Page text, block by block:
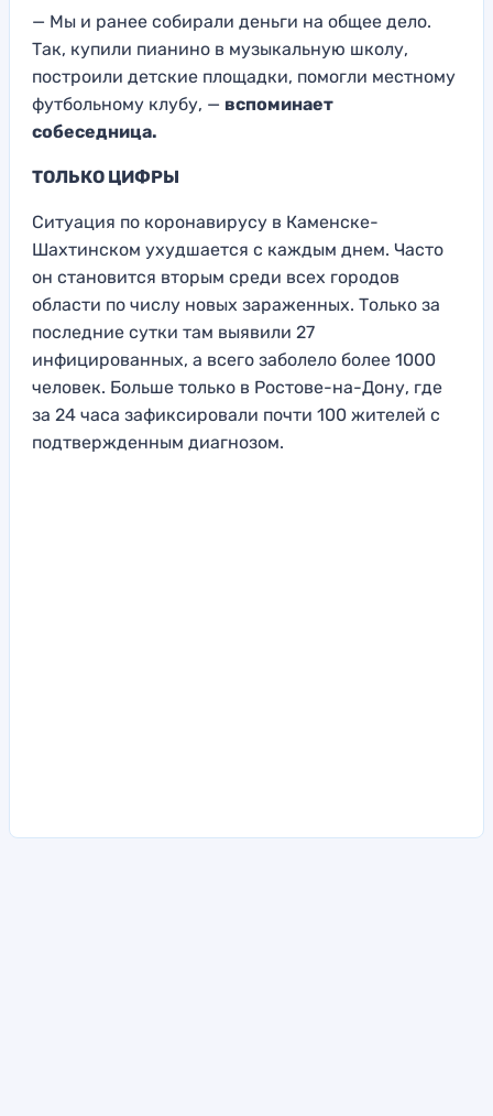
— Мы и ранее собирали деньги на общее дело.
Так, купили пианино в музыкальную школу,
построили детские площадки, помогли местному
футбольному клубу, — вспоминает
собеседница.
ТОЛЬКО ЦИФРЫ
Ситуация по коронавирусу в Каменске-
Шахтинском ухудшается с каждым днем. Часто
он становится вторым среди всех городов
области по числу новых зараженных. Только за
последние сутки там выявили 27
инфицированных, а всего заболело более 1000
человек. Больше только в Ростове-на-Дону, где
за 24 часа зафиксировали почти 100 жителей с
подтвержденным диагнозом.